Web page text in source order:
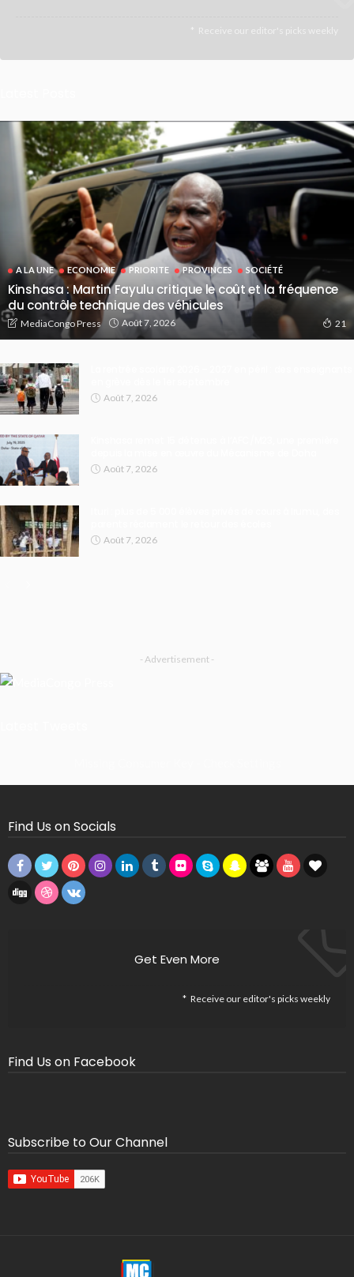
Receive our editor's picks weekly
A LA UNE ECONOMIE PRIORITE PROVINCES SOCIÉTÉ
Kinshasa : Martin Fayulu critique le coût et la fréquence
du contrôle technique des véhicules
MediaCongo Press Août 7, 2026 21
Août 7, 2026
Août 7, 2026
Août 7, 2026
- Advertisement -
Find Us on Socials
Get Even More
Receive our editor's picks weekly
Find Us on Facebook
Subscribe to Our Channel